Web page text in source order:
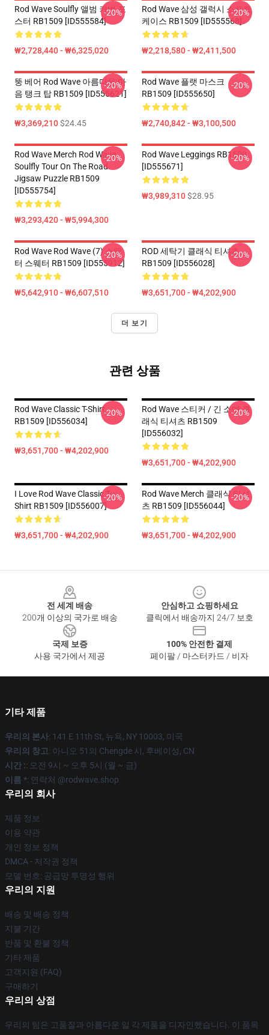
Rod Wave Soulfly 앨범 커버 포
스터 RB1509 [ID555584]
₩2,728,440 - ₩6,325,020
-20%
Rod Wave 삼성 갤럭시 소프트
케이스 RB1509 [ID555568]
₩2,218,580 - ₩2,411,500
-20%
뚱 베어 Rod Wave 아름다운 마
음 탱크 탑 RB1509 [ID555621]
₩3,369,210$24.45
-20%
Rod Wave 플랫 마스크
RB1509 [ID555650]
₩2,740,842 - ₩3,100,500
-20%
Rod Wave Merch Rod Wave
Soulfly Tour On The Road
Jigsaw Puzzle RB1509
[ID555754]
₩3,293,420 - ₩5,994,300
-20%
Rod Wave Leggings RB1509
[ID555671]
₩3,989,310$28.95
-20%
Rod Wave Rod Wave (7) 스웨
터 스웨터 RB1509 [ID555912]
₩5,642,910 - ₩6,607,510
-20%
ROD 세탁기 클래식 티셔츠
RB1509 [ID556028]
₩3,651,700 - ₩4,202,900
-20%
더 보기
관련 상품
Rod Wave Classic T-Shirt
RB1509 [ID556034]
₩3,651,700 - ₩4,202,900
-20%
Rod Wave 스티커 / 긴 소매 클
래식 티셔츠 RB1509
[ID556032]
₩3,651,700 - ₩4,202,900
-20%
I Love Rod Wave Classic T-
Shirt RB1509 [ID556007]
₩3,651,700 - ₩4,202,900
-20%
Rod Wave Merch 클래식 티셔
츠 RB1509 [ID556044]
₩3,651,700 - ₩4,202,900
-20%
전 세계 배송
200개 이상의 국가로 배송
안심하고 쇼핑하세요
클릭에서 배송까지 24/7 보호
국제 보증
사용 국가에서 제공
100% 안전한 결제
페이팔 / 마스터카드 / 비자
기타 제품
우리의 본사: 141 E 11th St, 뉴욕, NY 10003, 미국
우리의 창고: 아니오 51의 Chengde 시, 후베이성, CN
시간 :: 오전 9시 ~ 오후 5시 (월 ~ 금)
이름 *: 연락처 @rodwave.shop
우리의 회사
제품 정보
이용 약관
개인 정보 정책
DMCA - 저작권 정책
모델 번호: 공급망 투명성 행위
우리의 지원
배송 및 배송 정책
지불 기간
반품 및 환불 정책
기타 제품
고객지원 (FAQ)
구매하기
우리의 상점
우리의 팀은 고품질과 아름다운 일 각 제품을 디자인했습니다. 이 품목